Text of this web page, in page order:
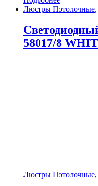
Люстры Потолочные,
58017/8
Люстры Потолочные,